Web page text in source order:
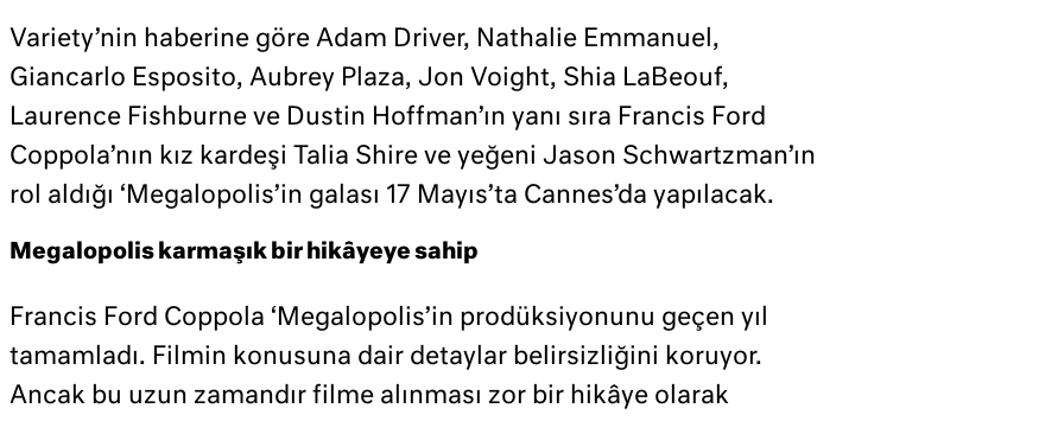
Variety’nin haberine göre Adam Driver, Nathalie Emmanuel,
Giancarlo Esposito, Aubrey Plaza, Jon Voight, Shia LaBeouf,
Laurence Fishburne ve Dustin Hoffman’ın yanı sıra Francis Ford
Coppola’nın kız kardeşi Talia Shire ve yeğeni Jason Schwartzman’ın
rol aldığı ‘Megalopolis’in galası 17 Mayıs’ta Cannes’da yapılacak.
Megalopolis karmaşık bir hikâyeye sahip
Francis Ford Coppola ‘Megalopolis’in prodüksiyonunu geçen yıl
tamamladı. Filmin konusuna dair detaylar belirsizliğini koruyor.
Ancak bu uzun zamandır filme alınması zor bir hikâye olarak